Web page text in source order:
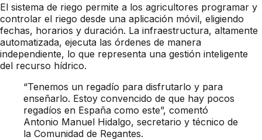
El sistema de riego permite a los agricultores programar y
controlar el riego desde una aplicación móvil, eligiendo
fechas, horarios y duración. La infraestructura, altamente
automatizada, ejecuta las órdenes de manera
independiente, lo que representa una gestión inteligente
del recurso hídrico.
“Tenemos un regadío para disfrutarlo y para
enseñarlo. Estoy convencido de que hay pocos
regadíos en España como este”, comentó
Antonio Manuel Hidalgo, secretario y técnico de
la Comunidad de Regantes.